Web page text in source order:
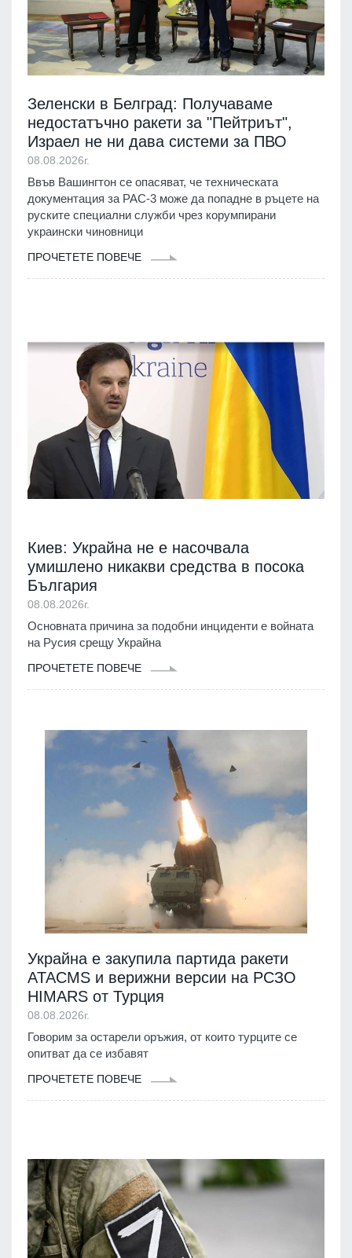
Зеленски в Белград: Получаваме
недостатъчно ракети за "Пейтриът",
Израел не ни дава системи за ПВО
08.08.2026г.
Ввъв Вашингтон се опасяват, че техническата
документация за PAC-3 може да попадне в ръцете на
руските специални служби чрез корумпирани
украински чиновници
ПРОЧЕТЕТЕ ПОВЕЧЕ
Киев: Украйна не е насочвала
умишлено никакви средства в посока
България
08.08.2026г.
Основната причина за подобни инциденти е войната
на Русия срещу Украйна
ПРОЧЕТЕТЕ ПОВЕЧЕ
Украйна е закупила партида ракети
ATACMS и верижни версии на РСЗО
HIMARS от Турция
08.08.2026г.
Говорим за остарели оръжия, от които турците се
опитват да се избавят
ПРОЧЕТЕТЕ ПОВЕЧЕ